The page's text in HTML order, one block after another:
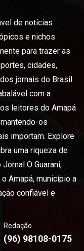
de notícias
e nichos
para trazer as
cidades,
jornais do Brasil
com a
leitores do Amapá
os
importam. Explore
uma riqueza de
O Guarani,
Amapá, município a
confiável e
Redação
(96) 98108-0175